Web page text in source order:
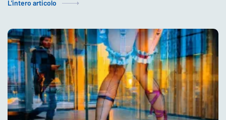
L'intero articolo